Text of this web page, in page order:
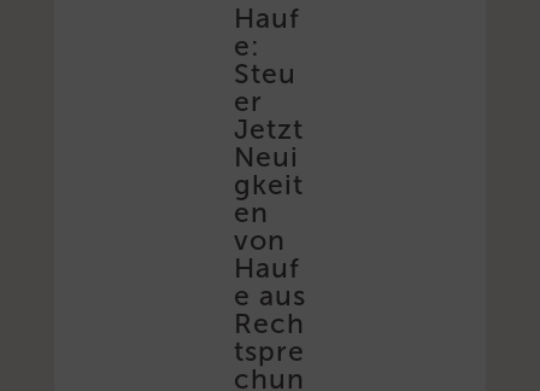
Hauf
e:
Steu
er
Jetzt
Neui
gkeit
en
von
Hauf
e aus
Rech
tspre
chun